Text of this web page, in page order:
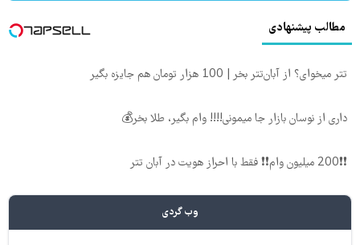
مطالب پیشنهادی
تتر میخوای؟ از آبان‌تتر بخر | 100 هزار تومان هم جایزه بگیر
داری از نوسان بازار جا میمونی!!!! وام بگیر، طلا بخر💰
❗❗200 میلیون وام❗❗ فقط با احراز هویت در آبان تتر
وب گردی